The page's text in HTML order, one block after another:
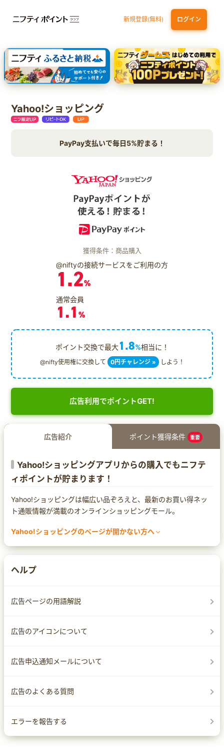
新規登録(無料) ログイン
dカード GOLD 三井住友カード ゴールド（NL）（家族カード発行）
【実質初月無料】DMM | Disney+(ディズニープラス) セットプラン
SBI証券 確定拠出年金（iDeCo）
Yahoo!ショッピング
PayPay支払いで毎日5%貯まる！
獲得条件：商品購入
@niftyの接続サービスをご利用の方
1.2%
通常会員
1.1 %
ポイント交換で最大1.8%相当に！
@nifty使用権に交換して 0円チャレンジ » しよう！
広告利用でポイントGET!
広告紹介 ポイント獲得条件 重要
Yahoo!ショッピングアプリからの購入でもニフテ
ィポイントが貯まります！
Yahoo!ショッピングは幅広い品ぞろえと、最新のお買い得ネッ
ト通販情報が満載のオンラインショッピングモール。
Yahoo!ショッピングのページが開かない方へ
る場合があります。
Yahoo!ショッピングのページが開かなかったり、警告の文言が
なお、設定方法は
サイトへ移動する
トのマニュアルをご確認ください。
ヘルプ
広告ページの用語解説
広告のアイコンについて
広告申込通知メールについて
広告のよくある質問
エラーを報告する